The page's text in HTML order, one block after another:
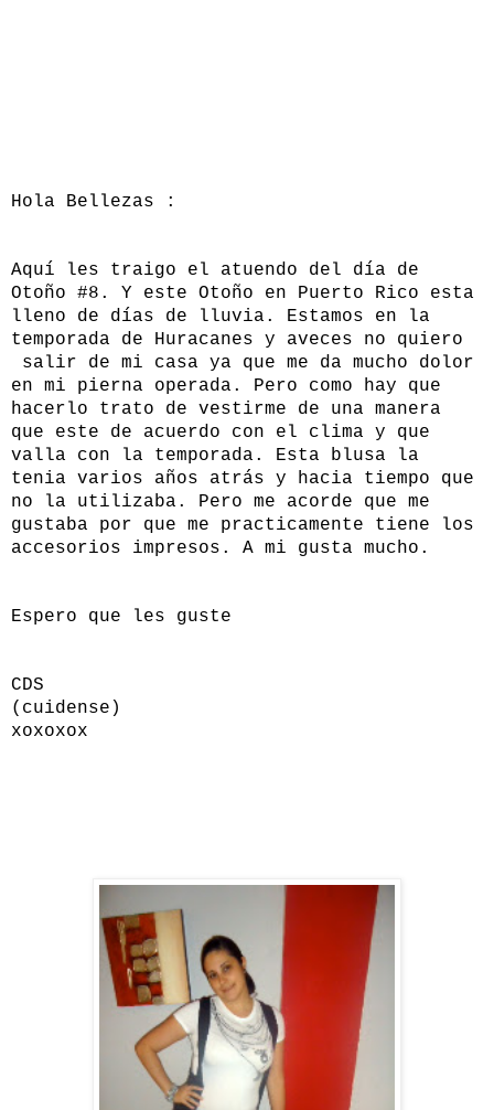
Hola Bellezas :
Aquí les traigo el atuendo del día de
Otoño #8. Y este Otoño en Puerto Rico esta
lleno de días de lluvia. Estamos en la
temporada de Huracanes y aveces no quiero
salir de mi casa ya que me da mucho dolor
en mi pierna operada. Pero como hay que
hacerlo trato de vestirme de una manera
que este de acuerdo con el clima y que
valla con la temporada. Esta blusa la
tenia varios años atrás y hacia tiempo que
no la utilizaba. Pero me acorde que me
gustaba por que me practicamente tiene los
accesorios impresos. A mi gusta mucho.
Espero que les guste
CDS
(cuidense)
xoxoxox